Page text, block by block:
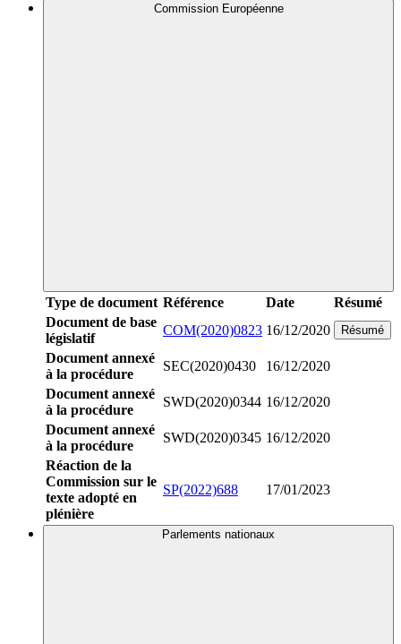
Commission Européenne
Type de document Référence Date
Résumé
Document de base
législatif
COM(2020)0823 16/12/2020 Résumé
Document annexé
à la procédure
SEC(2020)0430
16/12/2020
Document annexé
à la procédure
SWD(2020)0344 16/12/2020
Document annexé
à la procédure
SWD(2020)0345 16/12/2020
Réaction de la
Commission sur le
texte adopté en
plénière
SP(2022)688 17/01/2023
Parlements nationaux